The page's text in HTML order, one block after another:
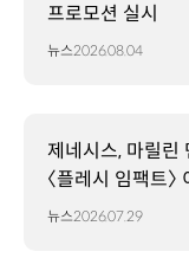
프로모션 실시
뉴스2026.08.04
제네시스, 마릴
〈플레시 임팩트〉
뉴스2026.07.29